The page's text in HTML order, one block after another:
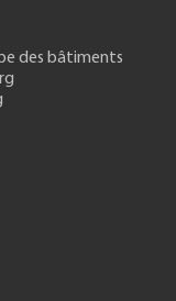
des bâtiments